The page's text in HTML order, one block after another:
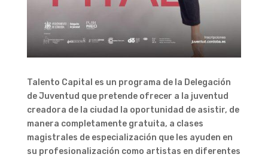
Talento Capital es un programa de la Delegación
de Juventud que pretende ofrecer a la juventud
creadora de la ciudad la oportunidad de asistir, de
manera completamente gratuita, a clases
magistrales de especialización que les ayuden en
su profesionalización como artistas en diferentes